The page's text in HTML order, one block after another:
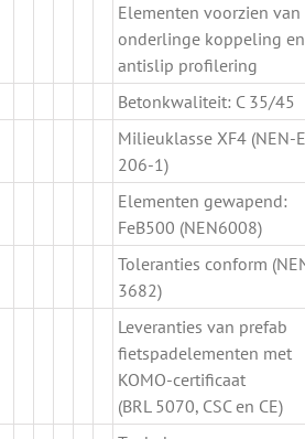
Elementen voorzien van
onderlinge koppeling en
antislip profilering
Betonkwaliteit: C 35/45
Milieuklasse XF4 (NEN-
206-1)
Elementen gewapend:
FeB500 (NEN6008)
Toleranties conform
3682)
Leveranties van prefab
fietspadelementen met
KOMO-certificaat
(BRL 5070, CSC en CE)